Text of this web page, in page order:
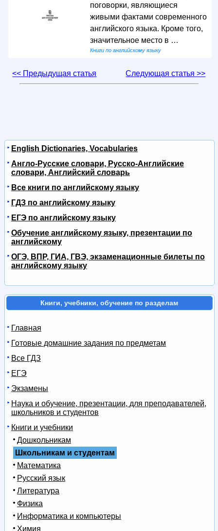
поговорки, являющиеся
живыми фактами современного
английского языка. Кроме того,
значительное место в …
Книги по английскому языку
<< Предыдущая статья Следующая статья >>
English Dictionaries, Vocabularies
Англо-Русские словари, Русско-Английские
словари, Английский словарь
Все книги по английскому языку
ГДЗ по английскому языку
ЕГЭ по английскому языку
Обучение английскому языку, презентации по
английскому
ОГЭ, ВПР, ГИА, ГВЭ, экзаменационные билеты по
английскому языку
Книги, учебники, обучение по разделам
Главная
Готовые домашние задания по предметам
Все ГДЗ
ЕГЭ
Экзамены
Наука и обучение, презентации, для преподавателей,
школьников и студентов
Книги и учебники
Дошкольникам
Школьникам и студентам
Математика
Русский язык
Литература
Физика
Информатика и компьютеры
Химия